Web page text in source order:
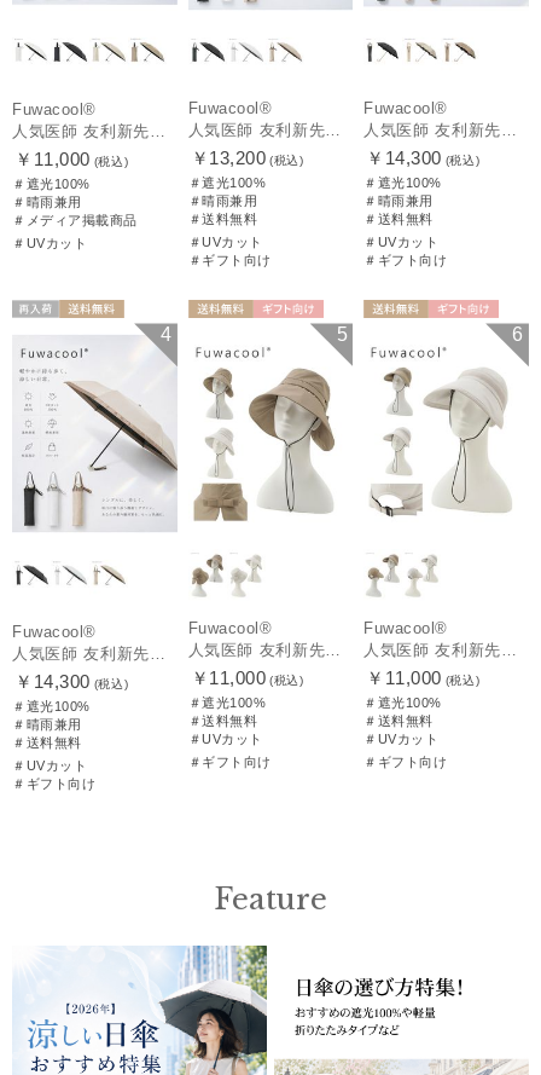
Fuwacool®
人気医師 友利新先生がほんきで作った”絶対に忘れない誰でも日傘”ワンタッチ開閉日傘【晴雨兼用折りたたみ日傘】フワクール® (Fuwacool®) 雨の日OK 軽量 遮光100% UV100％
￥11,000 (税込)
＃遮光100%
＃晴雨兼用
＃メディア掲載商品
＃UVカット
Fuwacool®
人気医師 友利新先生がほんきで作った”絶対に忘れない誰でも日傘” 50【晴雨兼用折りたたみ日傘】フワクール® (Fuwacool®) 雨の日OK 軽量 遮光100% UV100%
￥13,200 (税込)
＃遮光100%
＃晴雨兼用
＃送料無料
＃UVカット
＃ギフト向け
Fuwacool®
人気医師 友利新先生がほんきで作った”絶対に忘れない誰でも日傘” エレガント派のバンブーフリル【晴雨兼用日傘】フワクール® (Fuwacool®) 雨の日OK 軽量 遮光100% UV100％
￥14,300 (税込)
＃遮光100%
＃晴雨兼用
＃送料無料
＃UVカット
＃ギフト向け
ギフト向けUNISEX 4
Fuwacool®
￥14,300 (税込)
＃遮光100%
＃晴雨兼用
＃送料無料
＃UVカット
＃ギフト向け
ギフト向け
WOMEN
5
Fuwacool®
￥11,000 (税込)
＃遮光100%
＃送料無料
＃UVカット
＃ギフト向け
ギフト向け
WOMEN
6
Fuwacool®
￥11,000 (税込)
＃遮光100%
＃送料無料
＃UVカット
＃ギフト向け
Feature